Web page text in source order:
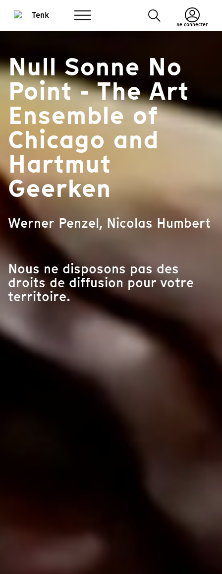
Se connecter
Null Sonne No
Point - The Art
Ensemble of
Chicago and
Hartmut
Geerken
Werner Penzel, Nicolas Humbert
Nous ne disposons pas des
droits de diffusion pour votre
territoire.